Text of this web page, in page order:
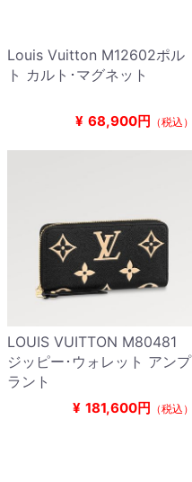
Louis Vuitton M12602ポル
ト カルト･マグネット
¥ 68,900円 （税込）
LOUIS VUITTON M80481
ジッピー･ウォレット アンプ
ラント
¥ 181,600円 （税込）